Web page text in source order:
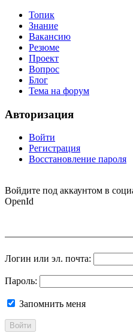
Топик
Знание
Вакансию
Резюме
Проект
Вопрос
Блог
Тема на форум
Авторизация
Войти
Регистрация
Восстановление пароля
Войдите под аккаунтом в
OpenId
Логин или эл. почта:
Пароль:
Запомнить меня
Войти